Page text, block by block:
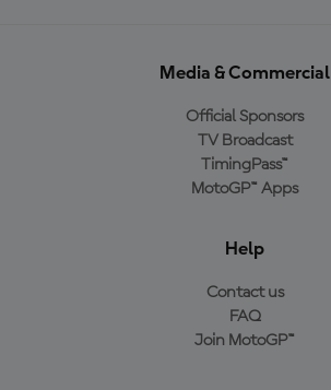
Media & Commercial
Official Sponsors
TV Broadcast
TimingPass™
MotoGP™ Apps
Help
Contact us
FAQ
Join MotoGP™